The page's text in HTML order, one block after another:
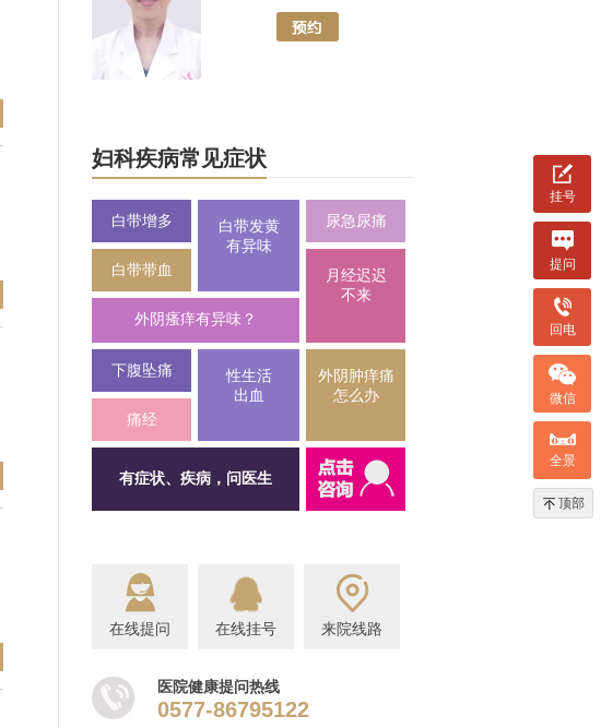
妇科疾病常见症状
白带增多
白带发黄
有异味
白带带血
外阴瘙痒有异味？
下腹坠痛
性生活
出血
痛经
有症状、疾病，问医生
尿急尿痛
月经迟迟
不来
外阴肿痒痛
怎么办
在线提问 在线挂号 来院线路
医院健康提问热线
0577-86795122
挂号
提问
回电
微信
全景
顶部